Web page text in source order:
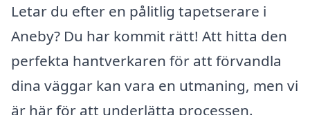
Letar du efter en pålitlig tapetserare i
Aneby? Du har kommit rätt! Att hitta den
perfekta hantverkaren för att förvandla
dina väggar kan vara en utmaning, men vi
är här för att underlätta processen.